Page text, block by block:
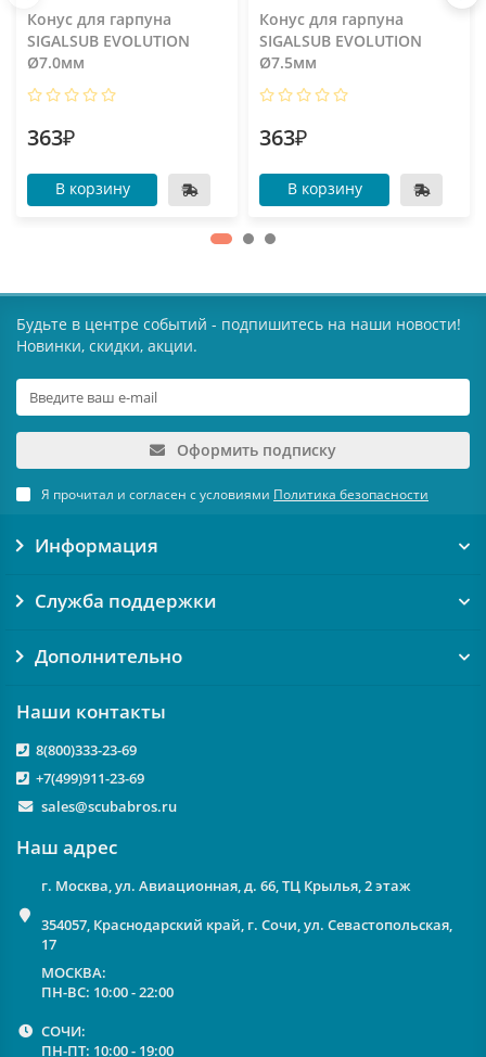
Конус для гарпуна
SIGALSUB EVOLUTION
Ø7.0мм
363₽
В корзину
Конус для гарпуна
SIGALSUB EVOLUTION
Ø7.5мм
363₽
В корзину
Будьте в центре событий - подпишитесь на наши новости!
Новинки, скидки, акции.
Оформить подписку
Я прочитал и согласен с условиями Политика безопасности
Информация
Служба поддержки
Дополнительно
Наши контакты
8(800)333-23-69
+7(499)911-23-69
sales@scubabros.ru
Наш адрес
г. Москва, ул. Авиационная, д. 66, ТЦ Крылья, 2 этаж
354057, Краснодарский край, г. Сочи, ул. Севастопольская,
17
МОСКВА:
ПН-ВС: 10:00 - 22:00
СОЧИ:
ПН-ПТ: 10:00 - 19:00